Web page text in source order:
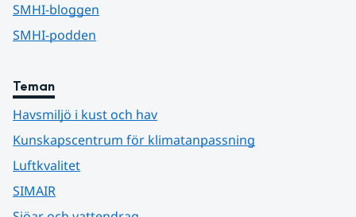
SMHI-bloggen
SMHI-podden
Teman
Havsmiljö i kust och hav
Kunskapscentrum för klimatanpassning
Luftkvalitet
SIMAIR